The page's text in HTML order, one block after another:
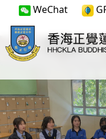
WeChat